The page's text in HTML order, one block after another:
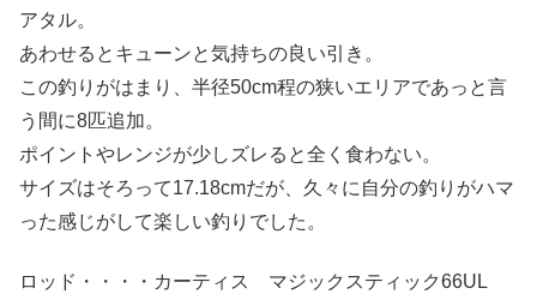
アタル。
あわせるとキューンと気持ちの良い引き。
この釣りがはまり、半径50cm程の狭いエリアであっと言
う間に8匹追加。
ポイントやレンジが少しズレると全く食わない。
サイズはそろって17.18cmだが、久々に自分の釣りがハマ
った感じがして楽しい釣りでした。
ロッド・・・・カーティス マジックスティック66UL